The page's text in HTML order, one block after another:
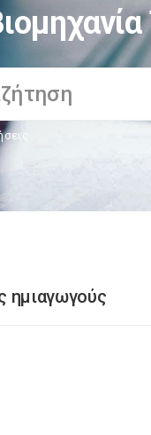
ημιαγωγούς